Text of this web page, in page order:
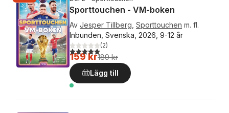
Sporttouchen - VM-boken
Av Jesper Tillberg Sporttouchen m. fl.
Inbunden, Svenska, 2026, 9-12 år
5,0utav 5 stjärnor. Totalt antal röster:
(2)
159 kr189 kr
Lägg till